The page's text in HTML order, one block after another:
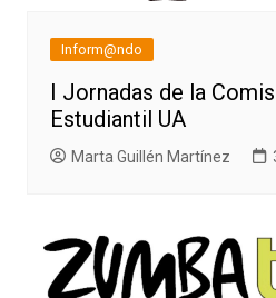
Inform@ndo
I Jornadas de la
Estudiantil UA
Marta Guillén Martínez